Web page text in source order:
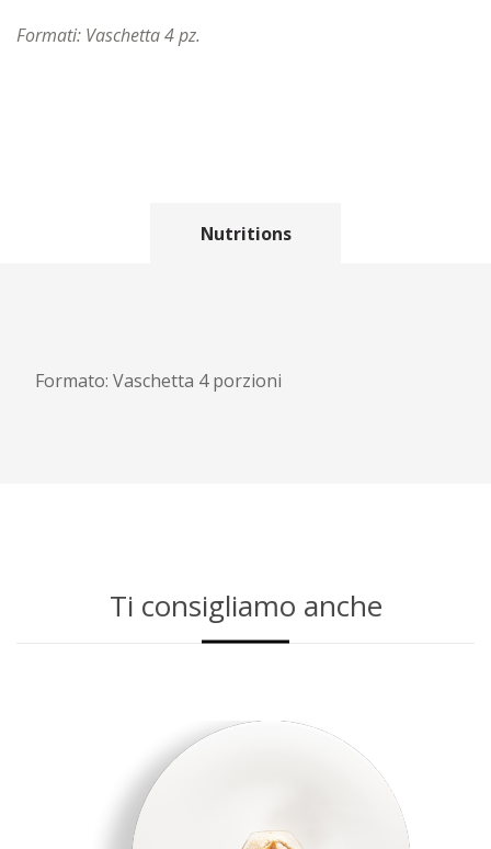
Formati: Vaschetta 4 pz.
Nutritions
Formato: Vaschetta 4 porzioni
Ti consigliamo anche